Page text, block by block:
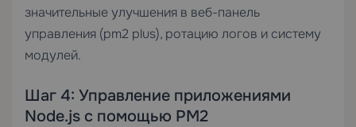
значительные улучшения в веб-панель
управления (pm2 plus), ротацию логов и систему
модулей.
Шаг 4: Управление приложениями
Node.js с помощью PM2